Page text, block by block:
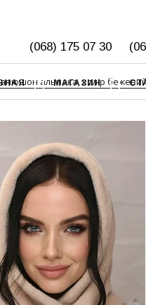
(068) 175 07 30
МАГАЗИН
альпака, колір